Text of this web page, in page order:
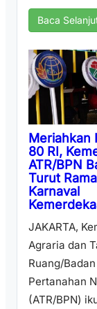
Baca
Meriahkan
80 RI,
ATR/BPN
Turut
Karnaval
JAKARTA,
Agraria dan
Ruang/Badan
Pertanahan
(ATR/BPN)